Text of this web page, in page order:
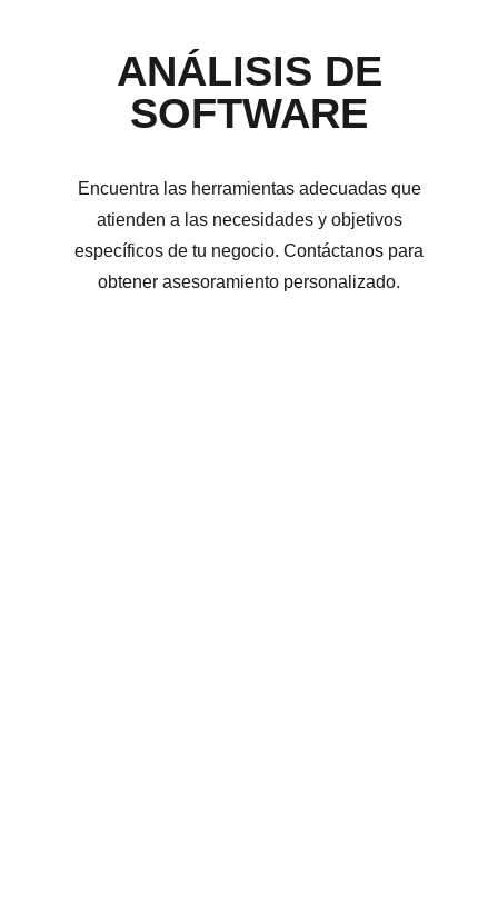
ANÁLISIS DE
SOFTWARE
Encuentra las herramientas adecuadas que
atienden a las necesidades y objetivos
específicos de tu negocio. Contáctanos para
obtener asesoramiento personalizado.